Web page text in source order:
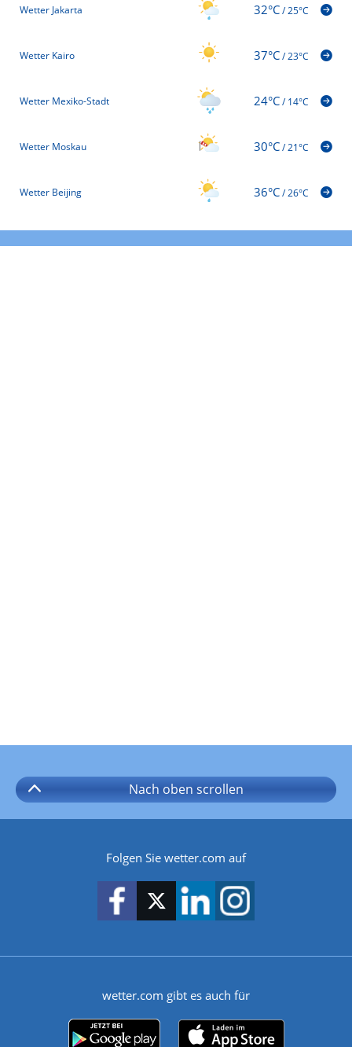
Wetter Jakarta 32°C/25°C
Wetter Kairo 37°C/23°C
Wetter Mexiko-Stadt 24°C/14°C
Wetter Moskau 30°C/21°C
Wetter Beijing 36°C/26°C
Nach oben scrollen
Folgen Sie wetter.com auf
wetter.com gibt es auch für